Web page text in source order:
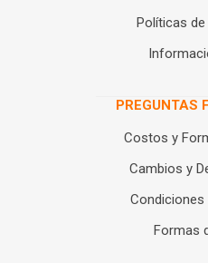
Políticas de
PREGUNTAS
Costos y
Cambios y
Condiciones
Formas